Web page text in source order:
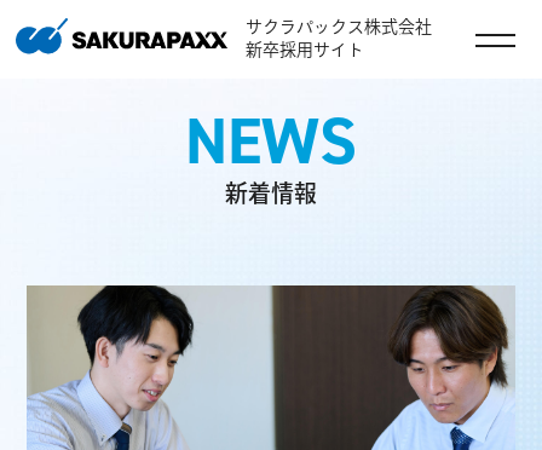
サクラパックス株式会社
新卒採用サイト
新着情報
NEWS